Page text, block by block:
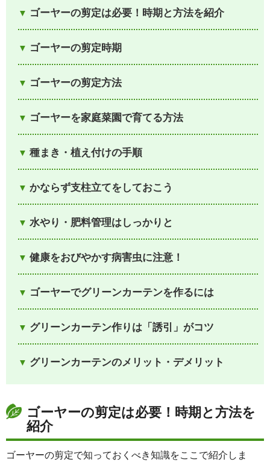
ゴーヤーの剪定は必要！時期と方法を紹介
ゴーヤーの剪定時期
ゴーヤーの剪定方法
ゴーヤーを家庭菜園で育てる方法
種まき・植え付けの手順
かならず支柱立てをしておこう
水やり・肥料管理はしっかりと
健康をおびやかす病害虫に注意！
ゴーヤーでグリーンカーテンを作るには
グリーンカーテン作りは「誘引」がコツ
グリーンカーテンのメリット・デメリット
ゴーヤーの剪定は必要！時期と方法を
紹介
ゴーヤーの剪定で知っておくべき知識をここで紹介しま